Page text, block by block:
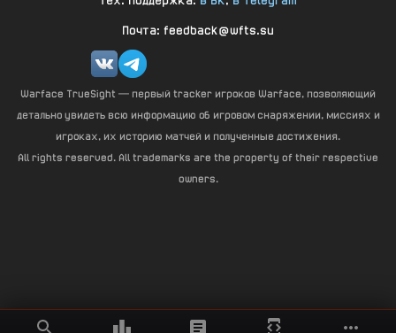
Почта: feedback@wfts.su
Warface TrueSight — первый tracker игроков Warface, позволяющий
детально увидеть всю информацию об игровом снаряжении, миссиях и
игроках, их историю матчей и полученные достижения.
All rights reserved. All trademarks are the property of their respective
owners.